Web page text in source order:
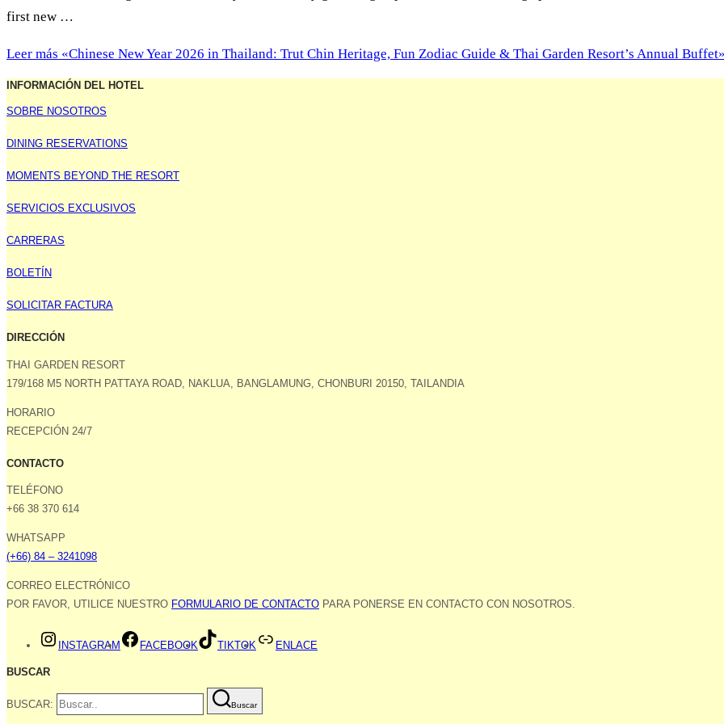
first new …
Leer más «Chinese New Year 2026 in Thailand: Trut Chin Heritage, Fun Zodiac Guide & Thai Garden Resort’s Annual
INFORMACIÓN DEL HOTEL
SOBRE NOSOTROS
DINING RESERVATIONS
MOMENTS BEYOND THE RESORT
SERVICIOS EXCLUSIVOS
CARRERAS
BOLETÍN
SOLICITAR FACTURA
DIRECCIÓN
THAI GARDEN RESORT
179/168 M5 NORTH PATTAYA ROAD, NAKLUA, BANGLAMUNG, CHONBURI 20150, TAILANDIA
HORARIO
RECEPCIÓN 24/7
CONTACTO
TELÉFONO
+66 38 370 614
WHATSAPP
(+66) 84 – 3241098
CORREO ELECTRÓNICO
POR FAVOR, UTILICE NUESTRO FORMULARIO DE CONTACTO PARA PONERSE EN CONTACTO CON NOSOTROS.
INSTAGRAM FACEBOOK TIKTOK ENLACE
BUSCAR
BUSCAR: Buscar